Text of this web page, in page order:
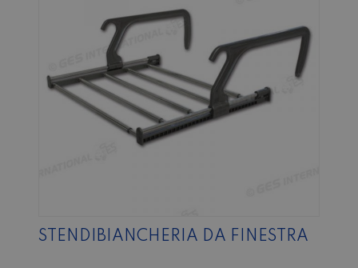
STENDIBIANCHERIA DA FINESTRA